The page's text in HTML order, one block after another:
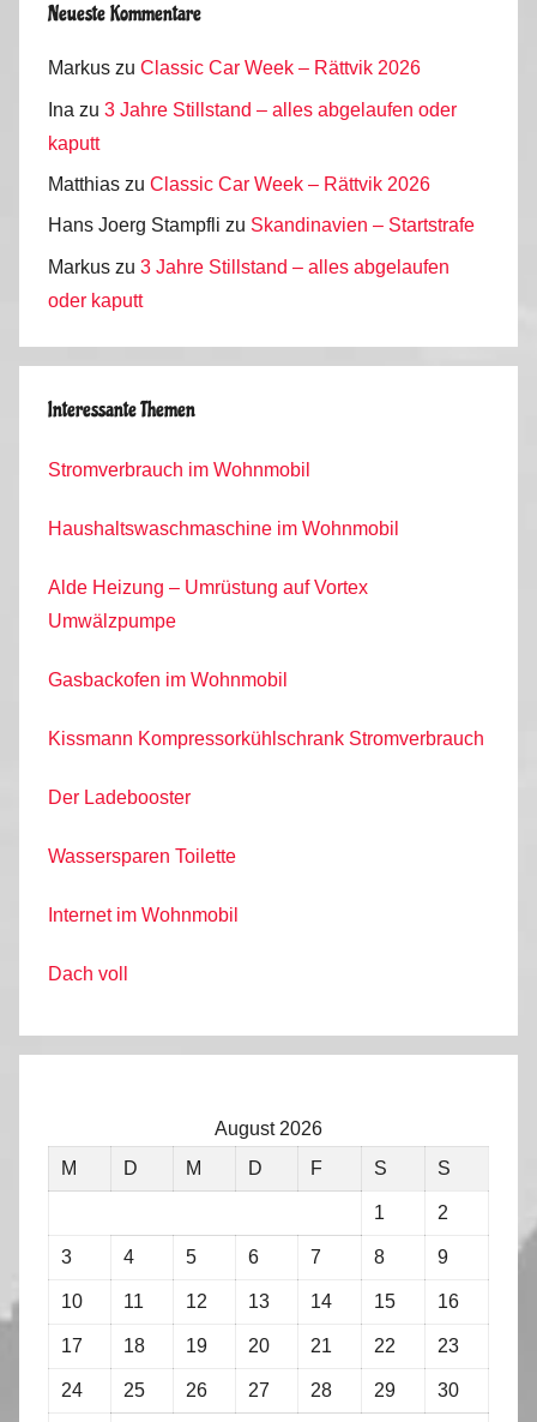
Neueste Kommentare
Markus zu Classic Car Week – Rättvik 2026
Ina zu 3 Jahre Stillstand – alles abgelaufen oder
kaputt
Matthias zu Classic Car Week – Rättvik 2026
Hans Joerg Stampfli zu Skandinavien – Startstrafe
Markus zu 3 Jahre Stillstand – alles abgelaufen
oder kaputt
Interessante Themen
Stromverbrauch im Wohnmobil
Haushaltswaschmaschine im Wohnmobil
Alde Heizung – Umrüstung auf Vortex
Umwälzpumpe
Gasbackofen im Wohnmobil
Kissmann Kompressorkühlschrank Stromverbrauch
Der Ladebooster
Wassersparen Toilette
Internet im Wohnmobil
Dach voll
August 2026
M
D M D F S S
1 2
3 4 5 6 7 8 9
10 11 12 13 14 15 16
17 18 19 20 21 22 23
24 25 26 27 28 29 30